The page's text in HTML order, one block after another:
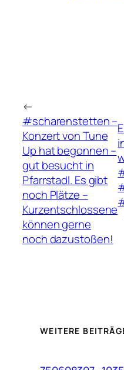
←
#scharenstetten –
Konzert von Tune
Up hat begonnen –
gut besucht in
Pfarrstadl. Es gibt
noch Plätze –
Kurzentschlossene
können gerne
noch dazustoßen!
WEITERE